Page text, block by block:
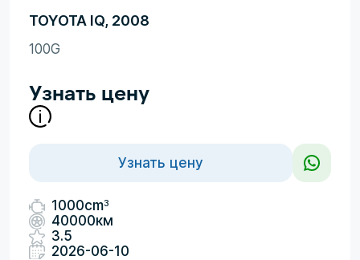
TOYOTA IQ, 2008
100G
Узнать цену
Узнать цену
1000cm3
40000км
3.5
2026-06-10